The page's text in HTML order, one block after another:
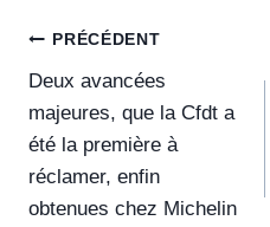
PRÉCÉDENT
Deux avancées
majeures, que la Cfdt a
été la première à
réclamer, enfin
obtenues chez Michelin